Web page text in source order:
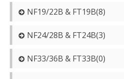
NF19/22B & FT19B(8)
NF24/28B & FT24B(3)
NF33/36B & FT33B(0)